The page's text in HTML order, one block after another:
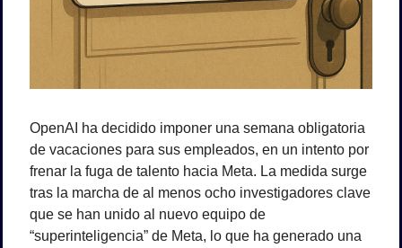
OpenAI ha decidido imponer una semana obligatoria
de vacaciones para sus empleados, en un intento por
frenar la fuga de talento hacia Meta. La medida surge
tras la marcha de al menos ocho investigadores clave
que se han unido al nuevo equipo de
“superinteligencia” de Meta, lo que ha generado una